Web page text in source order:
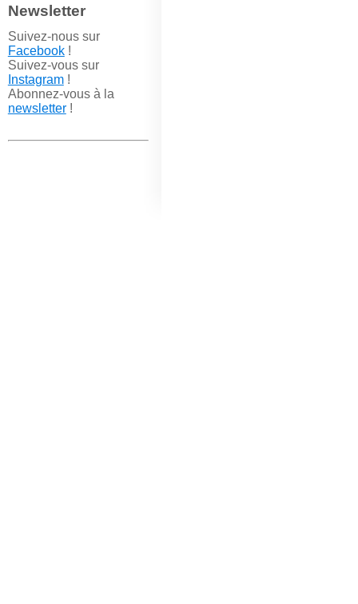
Newsletter
Suivez-nous sur
Facebook!
Suivez-vous sur
Instagram!
Abonnez-vous à la
newsletter!